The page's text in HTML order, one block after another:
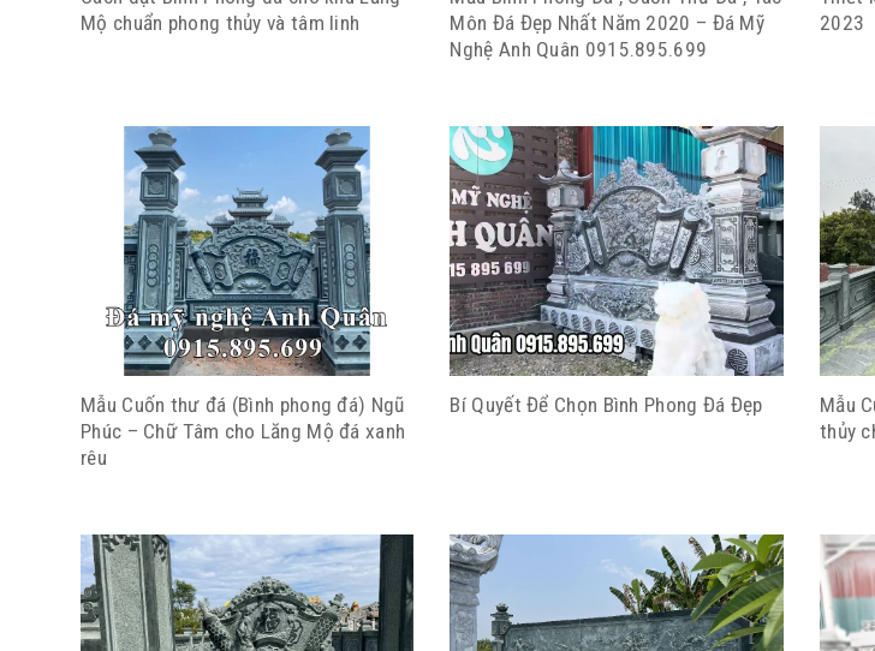
Mộ chuẩn phong thủy và tâm linh
Môn Đá Đẹp Nhất Năm 2020 – Đá Mỹ
Nghệ Anh Quân 0915.895.699
2023
Mẫu Cuốn thư đá (Bình phong đá) Ngũ
Phúc – Chữ Tâm cho Lăng Mộ đá xanh
rêu
Bí Quyết Để Chọn Bình Phong Đá Đẹp
Mẫu
thủy